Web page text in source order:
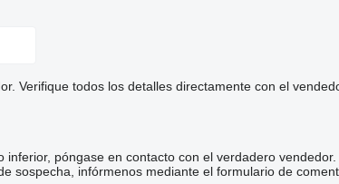
Verifique todos los detalles directamente con el
póngase en contacto con el verdadero
sospecha, infórmenos mediante el formulario de